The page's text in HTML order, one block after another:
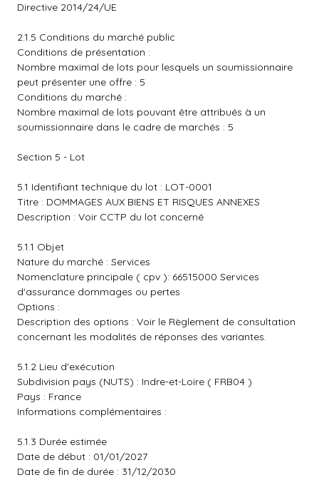
Directive 2014/24/UE
2.1.5 Conditions du marché public
Conditions de présentation :
Nombre maximal de lots pour lesquels un soumissionnaire
peut présenter une offre : 5
Conditions du marché :
Nombre maximal de lots pouvant être attribués à un
soumissionnaire dans le cadre de marchés : 5
Section 5 - Lot
5.1 Identifiant technique du lot : LOT-0001
Titre : DOMMAGES AUX BIENS ET RISQUES ANNEXES
Description : Voir CCTP du lot concerné
5.1.1 Objet
Nature du marché : Services
Nomenclature principale ( cpv ): 66515000 Services
d'assurance dommages ou pertes
Options :
Description des options : Voir le Règlement de consultation
concernant les modalités de réponses des variantes.
5.1.2 Lieu d'exécution
Subdivision pays (NUTS) : Indre-et-Loire ( FRB04 )
Pays : France
Informations complémentaires :
5.1.3 Durée estimée
Date de début : 01/01/2027
Date de fin de durée : 31/12/2030